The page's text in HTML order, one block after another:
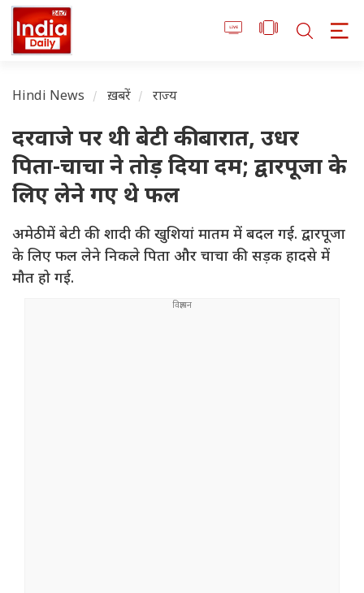
Hindi News ख़बरें राज्य
दरवाजे पर थी बेटी की बारात, उधर
पिता-चाचा ने तोड़ दिया दम; द्वारपूजा के
लिए लेने गए थे फल
अमेठी में बेटी की शादी की खुशियां मातम में बदल गई. द्वारपूजा
के लिए फल लेने निकले पिता और चाचा की सड़क हादसे में
मौत हो गई.